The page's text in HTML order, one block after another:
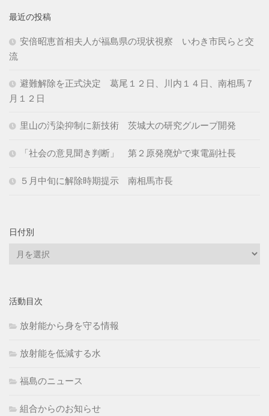
最近の投稿
安倍昭恵首相夫人が福島県の現状視察 いわき市民らと交
流
避難解除を正式決定 葛尾１２日、川内１４日、南相馬７
月１２日
里山の汚染抑制に新技術 茨城大の研究グループ開発
「社会の意見聞き判断」 第２原発廃炉で東電副社長
５月中旬に解除時期提示 南相馬市長
日付別
活動目次
放射能から身を守る情報
放射能を低減する水
福島のニュース
組合からのお知らせ